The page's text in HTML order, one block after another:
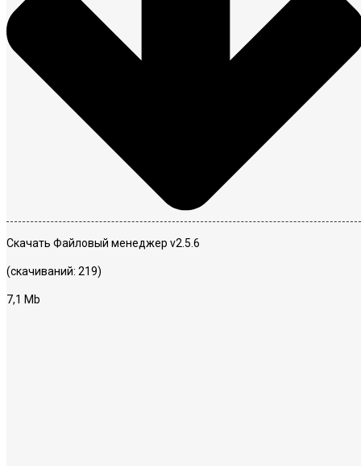
Скачать Файловый менеджер v2.5.6
(скачиваний: 219)
7,1 Mb